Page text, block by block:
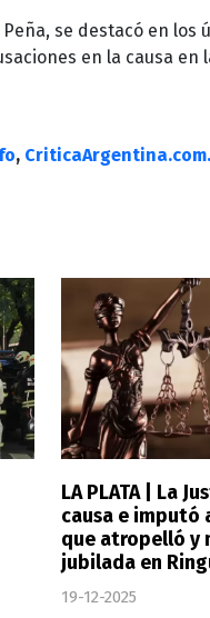
se destacó en los
en la causa en
,
LA PLATA | La
causa e imputó
que atropelló y
jubilada en
19-12-2025